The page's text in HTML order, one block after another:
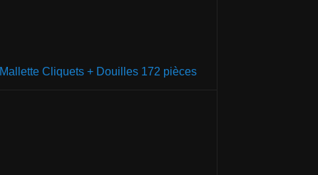
Mallette Cliquets + Douilles 172 pièces